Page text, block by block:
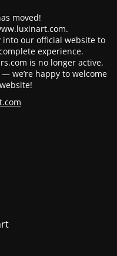
moved!
into our official website to
experience.
is no longer active.
we’re happy to welcome